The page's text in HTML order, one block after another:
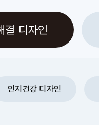
결 디자인
인지건강 디자인